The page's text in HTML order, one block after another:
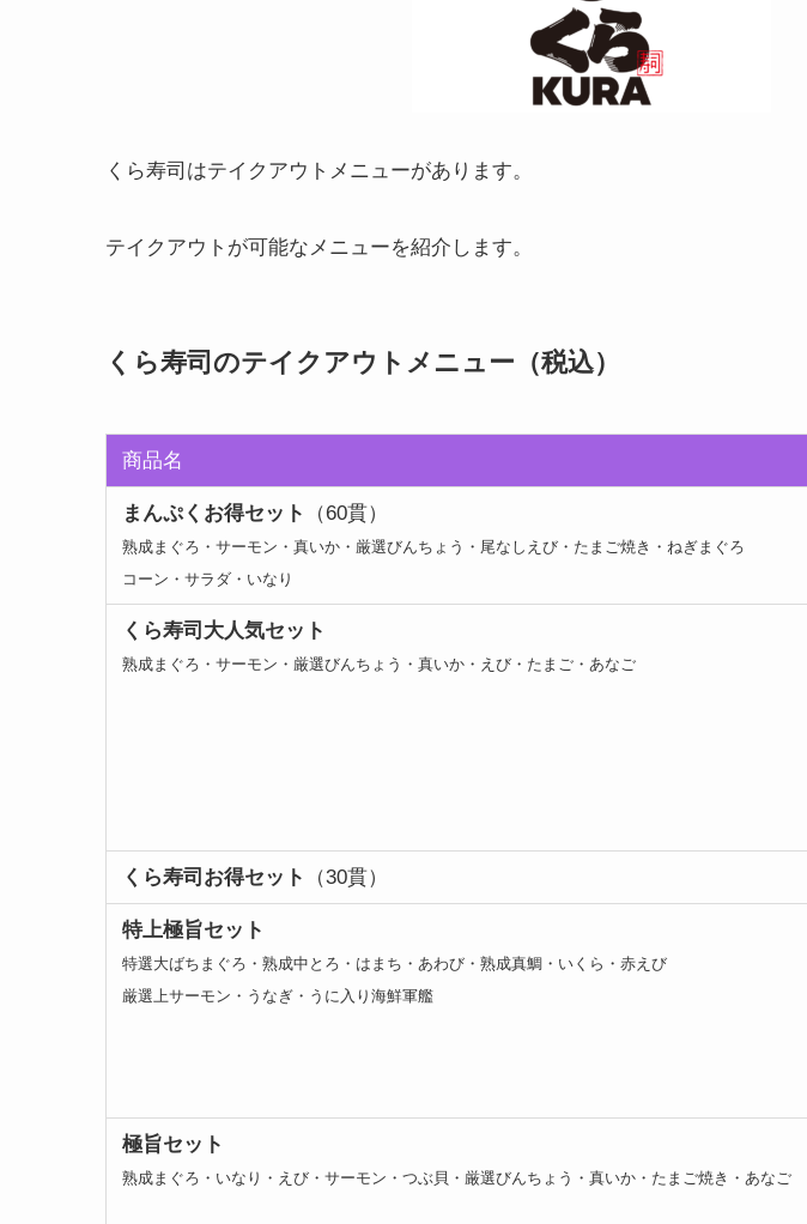
くら寿司はテイクアウトメニューがあります。
テイクアウトが可能なメニューを紹介します。
くら寿司のテイクアウトメニュー（税込）
商品名
まんぷくお得セット （60貫）
熟成まぐろ・サーモン・真いか・厳選びんちょう・尾なしえび・たまご焼き・ねぎまぐろ
コーン・サラダ・いなり
くら寿司大人気セット
熟成まぐろ・サーモン・厳選びんちょう・真いか・えび・たまご・あなご
くら寿司お得セット （30貫）
特上極旨セット
特選大ばちまぐろ・熟成中とろ・はまち・あわび・熟成真鯛・いくら・赤えび
厳選上サーモン・うなぎ・うに入り海鮮軍艦
極旨セット
熟成まぐろ・いなり・えび・サーモン・つぶ貝・厳選びんちょう・真いか・たまご焼き・あなご